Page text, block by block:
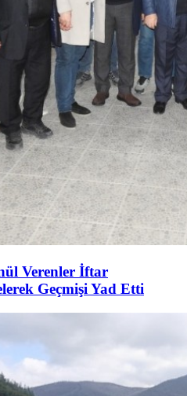
Verenler İftar
Geçmişi Yad Etti